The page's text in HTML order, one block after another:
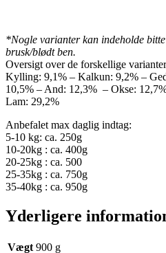
*Nogle varianter kan indeholde
brusk/blødt ben.
Oversigt over de forskellige
Kylling: 9,1% – Kalkun: 9,2% –
10,5% – And: 12,3% – Okse:
Lam: 29,2%
Anbefalet max daglig indtag:
5-10 kg: ca. 250g
10-20kg : ca. 400g
20-25kg : ca. 500
25-35kg : ca. 750g
35-40kg : ca. 950g
Yderligere
Vægt 900 g